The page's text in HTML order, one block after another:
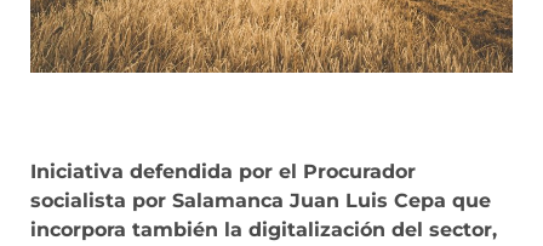
Iniciativa defendida por el Procurador
socialista por Salamanca Juan Luis Cepa que
incorpora también la digitalización del sector,